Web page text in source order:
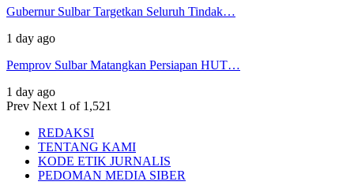
Gubernur Sulbar Targetkan Seluruh Tindak…
1 day ago
Pemprov Sulbar Matangkan Persiapan HUT…
1 day ago
Prev Next 1 of 1,521
REDAKSI
TENTANG KAMI
KODE ETIK JURNALIS
PEDOMAN MEDIA SIBER